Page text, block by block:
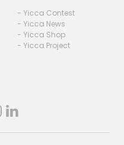
- Yicca Contest
- Yicca News
- Yicca Shop
- Yicca Project